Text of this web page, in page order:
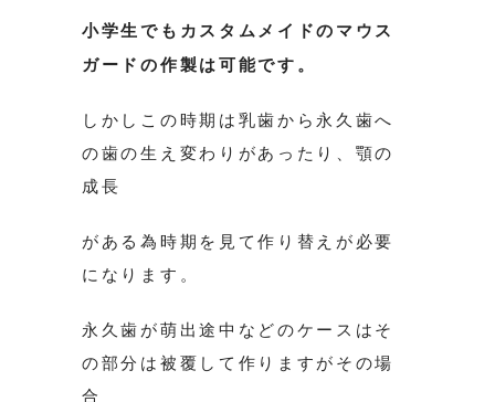
小学生でもカスタムメイドのマウス
ガードの作製は可能です。
しかしこの時期は乳歯から永久歯へ
の歯の生え変わりがあったり、顎の
成長
がある為時期を見て作り替えが必要
になります。
永久歯が萌出途中などのケースはそ
の部分は被覆して作りますがその場
合